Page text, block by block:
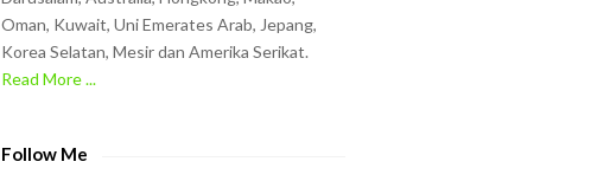
Oman, Kuwait, Uni Emerates Arab, Jepang,
Korea Selatan, Mesir dan Amerika Serikat.
Read More ...
Follow Me